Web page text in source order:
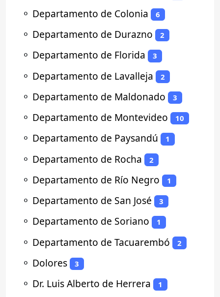
⚬ Departamento de Colonia 6
⚬ Departamento de Durazno 2
⚬ Departamento de Florida 3
⚬ Departamento de Lavalleja 2
⚬ Departamento de Maldonado 3
⚬ Departamento de Montevideo 10
⚬ Departamento de Paysandú 1
⚬ Departamento de Rocha 2
⚬ Departamento de Río Negro 1
⚬ Departamento de San José 3
⚬ Departamento de Soriano 1
⚬ Departamento de Tacuarembó 2
⚬ Dolores 3
⚬ Dr. Luis Alberto de Herrera 1